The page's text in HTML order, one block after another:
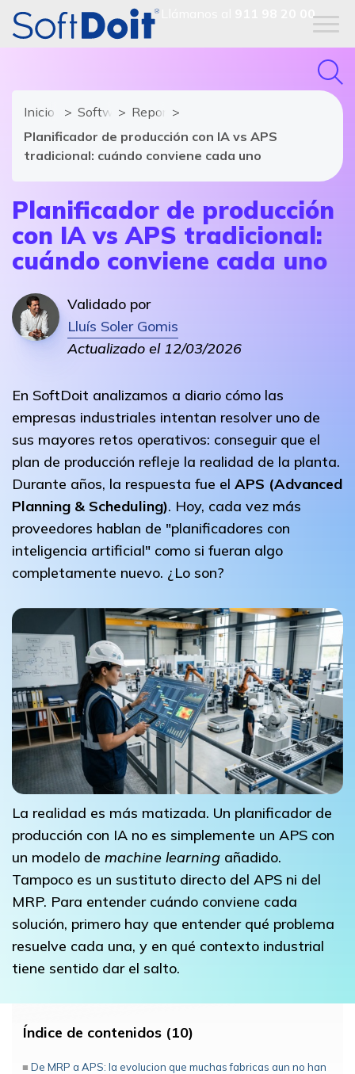
911 98 20 00
Inicio Software ERPReportajes
Planificador de producción con IA vs APS
tradicional: cuándo conviene cada uno
Planificador de producción
con IA vs APS tradicional:
cuándo conviene cada uno
Validado por
Lluís Soler Gomis
Actualizado el 12/03/2026
En SoftDoit analizamos a diario cómo las
empresas industriales intentan resolver uno de
sus mayores retos operativos: conseguir que el
plan de producción refleje la realidad de la planta.
Durante años, la respuesta fue el APS (Advanced
Planning & Scheduling). Hoy, cada vez más
proveedores hablan de "planificadores con
inteligencia artificial" como si fueran algo
completamente nuevo. ¿Lo son?
La realidad es más matizada. Un planificador de
producción con IA no es simplemente un APS con
un modelo de machine learning añadido.
Tampoco es un sustituto directo del APS ni del
MRP. Para entender cuándo conviene cada
solución, primero hay que entender qué problema
resuelve cada una, y en qué contexto industrial
tiene sentido dar el salto.
Índice de contenidos (10)
De MRP a APS: la evolucion que muchas fabricas aun no han